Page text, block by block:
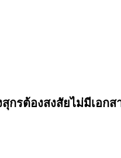
รต้องสงสัยไม่มีเอกส